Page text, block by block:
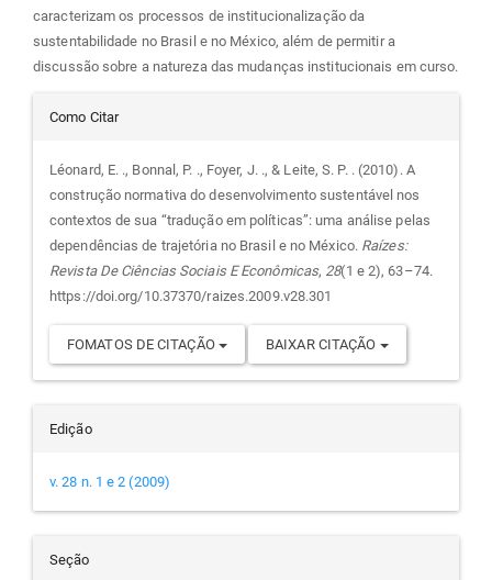
caracterizam os processos de institucionalização da
sustentabilidade no Brasil e no México, além de permitir a
discussão sobre a natureza das mudanças institucionais em curso.
Detalhes
do
artigo
Como Citar
Léonard, E. ., Bonnal, P. ., Foyer, J. ., & Leite, S. P. . (2010). A
construção normativa do desenvolvimento sustentável nos
contextos de sua “tradução em políticas”: uma análise pelas
dependências de trajetória no Brasil e no México. Raízes:
Revista De Ciências Sociais E Econômicas, 28(1 e 2), 63–74.
https://doi.org/10.37370/raizes.2009.v28.301
FOMATOS DE CITAÇÃO BAIXAR CITAÇÃO
Edição
v. 28 n. 1 e 2 (2009)
Seção